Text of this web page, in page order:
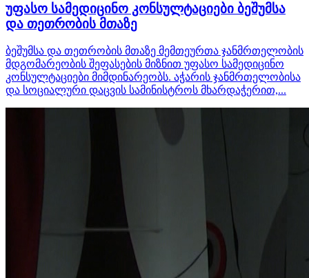
უფასო სამედიცინო კონსულტაციები ბეშუმსა
და თეთრობის მთაზე
ბეშუმსა და თეთრობის მთაზე მემთეურთა ჯანმრთელობის
მდგომარეობის შეფასების მიზნით უფასო სამედიცინო
კონსულტაციები მიმდინარეობს. აჭარის ჯანმრთელობისა
და სოციალური დაცვის სამინისტროს მხარდაჭერით,...